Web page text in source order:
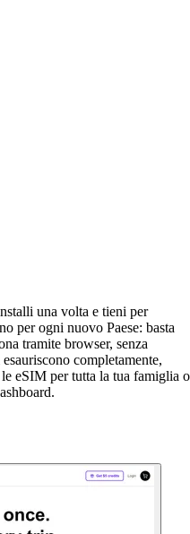
una volta e tieni per
per ogni nuovo Paese: basta
tramite browser, senza
completamente,
eSIM per tutta la tua famiglia o